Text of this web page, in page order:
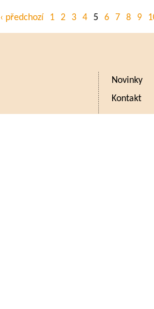
‹ předchozí 1 2 3 4 5 6 7 8 9
Novinky
Kontakt